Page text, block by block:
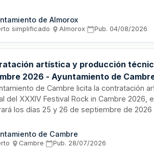
sustituciones y todas las
Social asociadas. Se trata de un
de Almorox
simplificado· Almorox· Pub. 04/08/2026
artística y producción
2026 - Ayuntamiento de
de Cambre licita la contratación
del XXXIV Festival Rock in Cambre 2026,
los días 25 y 26 de septiembre de
seleccionados mediante batalla de
para la correcta ejecución del festival,
de Cambre
· Cambre· Pub. 28/07/2026